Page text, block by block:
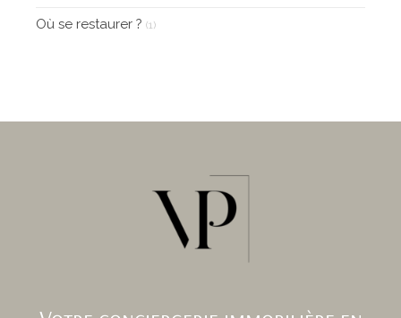
Où se restaurer ? (1)